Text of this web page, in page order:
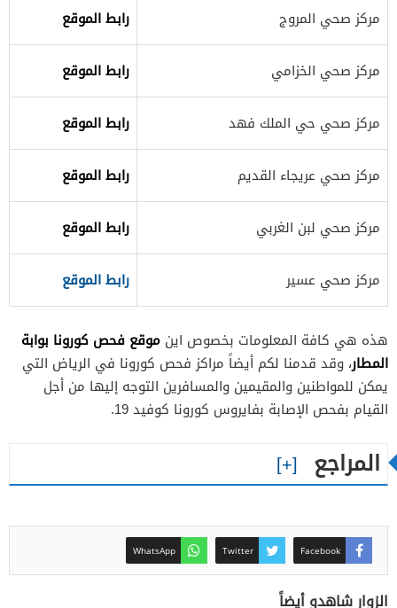
مركز صحي المروج رابط الموقع​
​مركز صحي الخزامي رابط الموقع
​مركز صحي حي الملك فهد رابط الموقع​
مركز صحي عريجاء القديم​ رابط الموقع
​مركز صحي لبن الغربي ​ رابط الموقع
​مركز صحي عسير رابط الموقع​
هذه هي كافة المعلومات بخصوص اين موقع فحص كورونا بوابة
المطار، وقد قدمنا لكم أيضاً مراكز فحص كورونا في الرياض التي
يمكن للمواطنين والمقيمين والمسافرين التوجه إليها من أجل
القيام بفحص الإصابة بفايروس كورونا كوفيد 19.
المراجع
Facebook
Twitter
WhatsApp
الزوار شاهدو أيضاً